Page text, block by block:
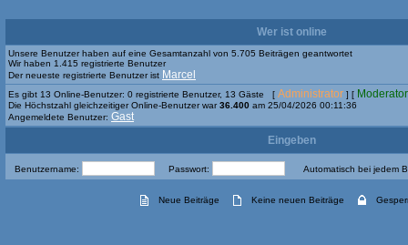
Wer ist online
Unsere Benutzer haben auf eine Gesamtanzahl von 5.705 Beiträgen geantwortet
Wir haben 1.415 registrierte Benutzer
Der neueste registrierte Benutzer ist Marcel
Es gibt 13 Online-Benutzer: 0 registrierte Benutzer, 13 Gäste [ Administrator ] [ Moderator
Die Höchstzahl gleichzeitiger Online-Benutzer war36.400 am 25/04/2026 00:11:36
Angemeldete Benutzer: Gast
Eingeben
Benutzername: Passwort: Automatisch bei jedem
Neue Beiträge Keine neuen Beiträge